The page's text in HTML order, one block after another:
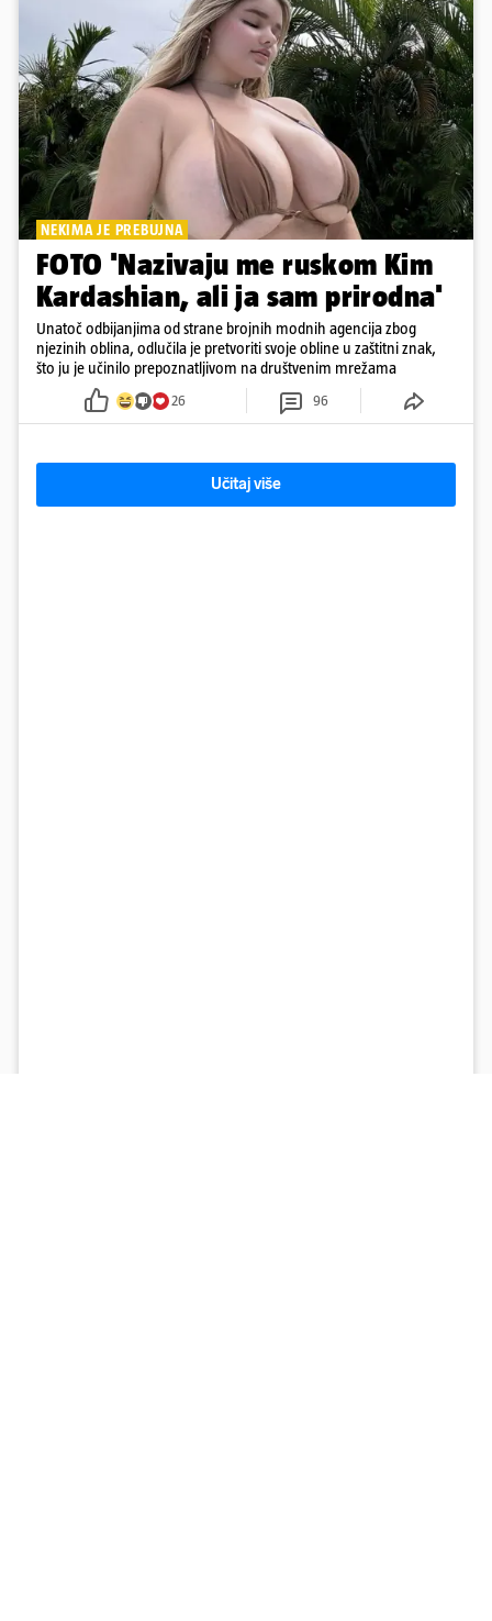
NEKIMA JE PREBUJNA
FOTO 'Nazivaju me ruskom Kim
Kardashian, ali ja sam prirodna'
Unatoč odbijanjima od strane brojnih modnih agencija zbog
njezinih oblina, odlučila je pretvoriti svoje obline u zaštitni znak,
što ju je učinilo prepoznatljivom na društvenim mrežama
26 96
Učitaj više